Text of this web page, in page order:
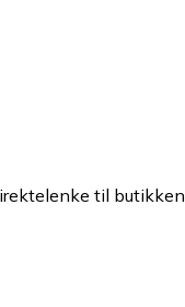
til butikken.